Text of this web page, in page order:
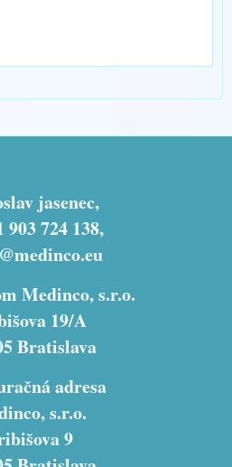
jasenec,
903 724 138,
Medinco, s.r.o.
19/A
Bratislava
adresa
s.r.o.
9